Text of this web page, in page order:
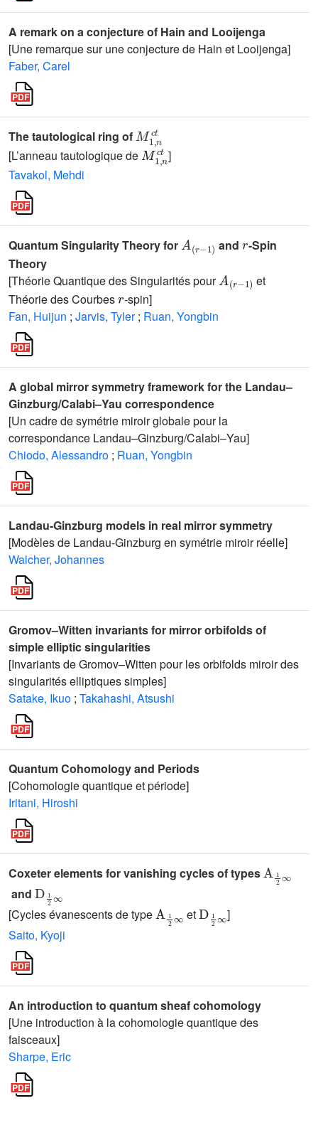
A remark on a conjecture of Hain and Looijenga
[Une remarque sur une conjecture de Hain et Looijenga]
Faber, Carel
The tautological ring of
,
[L’anneau tautologique de
M1,
]
Tavakol, Mehdi
Quantum Singularity Theory for
A
and -Spin
Theory
[Théorie Quantique des Singularités pour
et
Théorie des Courbes
r
-spin]
Fan, Huijun ; Jarvis, Tyler ; Ruan, Yongbin
A global mirror symmetry framework for the Landau–
Ginzburg/Calabi–Yau correspondence
[Un cadre de symétrie miroir globale pour la
correspondance Landau–Ginzburg/Calabi–Yau]
Chiodo, Alessandro ; Ruan, Yongbin
Landau-Ginzburg models in real mirror symmetry
[Modèles de Landau-Ginzburg en symétrie miroir réelle]
Walcher, Johannes
Gromov–Witten invariants for mirror orbifolds of
simple elliptic singularities
[Invariants de Gromov–Witten pour les orbifolds miroir des
singularités elliptiques simples]
Satake, Ikuo ; Takahashi, Atsushi
Quantum Cohomology and Periods
[Cohomologie quantique et période]
Iritani, Hiroshi
Coxeter elements for vanishing cycles of types
A
and
D1 2∞
[Cycles évanescents de type et
]
Saito, Kyoji
An introduction to quantum sheaf cohomology
[Une introduction à la cohomologie quantique des
faisceaux]
Sharpe, Eric